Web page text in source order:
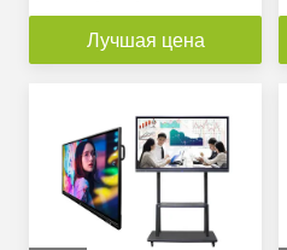
дисплей для вывесок,
система Android, 4K
Лучшая цена